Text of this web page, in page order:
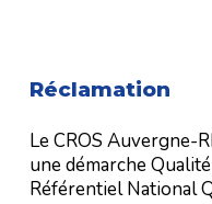
Réclamation
Le CROS Auvergne-
une démarche
Référentiel National